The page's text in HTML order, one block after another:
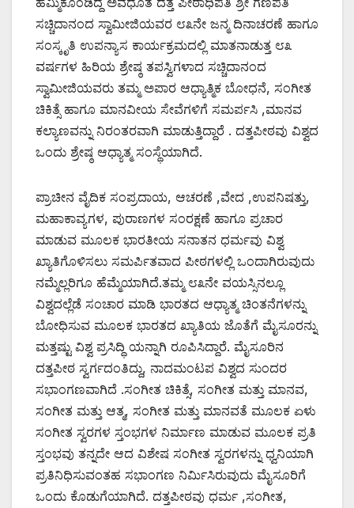
ಸಚ್ಚಿದಾನಂದ ಸ್ವಾಮೀಜಿಯವರ ೮೩ನೇ ಜನ್ಮ ದಿನಾಚರಣೆ ಹಾಗೂ
ಸಂಸ್ಕೃತಿ ಉಪನ್ಯಾಸ ಕಾರ್ಯಕ್ರಮದಲ್ಲಿ ಮಾತನಾಡುತ್ತ ೮೩
ವರ್ಷಗಳ ಹಿರಿಯ ಶ್ರೇಷ್ಠ ತಪಸ್ವಿಗಳಾದ ಸಚ್ಚಿದಾನಂದ
ಸ್ವಾಮೀಜಿಯವರು ತಮ್ಮ ಅಪಾರ ಆಧ್ಯಾತ್ಮಿಕ ಬೋಧನೆ, ಸಂಗೀತ
ಚಿಕಿತ್ಸೆ ಹಾಗೂ ಮಾನವೀಯ ಸೇವೆಗಳಿಗೆ ಸಮರ್ಪಸಿ ,ಮಾನವ
ಕಲ್ಯಾಣವನ್ನು ನಿರಂತರವಾಗಿ ಮಾಡುತ್ತಿದ್ದಾರೆ . ದತ್ತಪೀಠವು ವಿಶ್ವದ
ಒಂದು ಶ್ರೇಷ್ಠ ಆಧ್ಯಾತ್ಮ ಸಂಸ್ಥೆಯಾಗಿದೆ.
ಪ್ರಾಚೀನ ವೈದಿಕ ಸಂಪ್ರದಾಯ, ಆಚರಣೆ ,ವೇದ ,ಉಪನಿಷತ್ತು,
ಮಹಾಕಾವ್ಯಗಳ, ಪುರಾಣಗಳ ಸಂರಕ್ಷಣೆ ಹಾಗೂ ಪ್ರಚಾರ
ಮಾಡುವ ಮೂಲಕ ಭಾರತೀಯ ಸನಾತನ ಧರ್ಮವು ವಿಶ್ವ
ಖ್ಯಾತಿಗೊಳಿಸಲು ಸಮರ್ಪಿತವಾದ ಪೀಠಗಳಲ್ಲಿ ಒಂದಾಗಿರುವುದು
ನಮ್ಮೆಲ್ಲರಿಗೂ ಹೆಮ್ಮೆಯಾಗಿದೆ.ತಮ್ಮ ೮೩ನೇ ವಯಸ್ಸಿನಲ್ಲೂ
ವಿಶ್ವದಲ್ಲೆಡೆ ಸಂಚಾರ ಮಾಡಿ ಭಾರತದ ಆಧ್ಯಾತ್ಮ ಚಿಂತನೆಗಳನ್ನು
ಬೋಧಿಸುವ ಮೂಲಕ ಭಾರತದ ಖ್ಯಾತಿಯ ಜೊತೆಗೆ ಮೈಸೂರನ್ನು
ಮತ್ತಷ್ಟು ವಿಶ್ವ ಪ್ರಸಿದ್ಧಿ ಯನ್ನಾಗಿ ರೂಪಿಸಿದ್ದಾರೆ. ಮೈಸೂರಿನ
ದತ್ತಪೀಠ ಸ್ವರ್ಗದಂತಿದ್ದು, ನಾದಮಂಟಪ ವಿಶ್ವದ ಸುಂದರ
ಸಭಾಂಗಣವಾಗಿದೆ .ಸಂಗೀತ ಚಿಕಿತ್ಸೆ, ಸಂಗೀತ ಮತ್ತು ಮಾನವ,
ಸಂಗೀತ ಮತ್ತು ಆತ್ಮ, ಸಂಗೀತ ಮತ್ತು ಮಾನವತೆ ಮೂಲಕ ಏಳು
ಸಂಗೀತ ಸ್ವರಗಳ ಸ್ತಂಭಗಳ ನಿರ್ಮಾಣ ಮಾಡುವ ಮೂಲಕ ಪ್ರತಿ
ಸ್ತಂಭವು ತನ್ನದೇ ಆದ ವಿಶೇಷ ಸಂಗೀತ ಸ್ವರಗಳನ್ನು ಧ್ವನಿಯಾಗಿ
ಪ್ರತಿನಿಧಿಸುವಂತಹ ಸಭಾಂಗಣ ನಿರ್ಮಿಸಿರುವುದು ಮೈಸೂರಿಗೆ
ಒಂದು ಕೊಡುಗೆಯಾಗಿದೆ. ದತ್ತಪೀಠವು ಧರ್ಮ ,ಸಂಗೀತ,